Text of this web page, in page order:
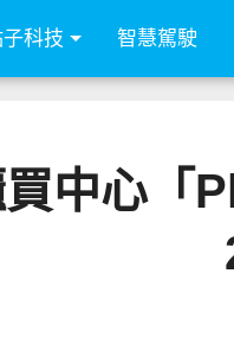
科技 智慧駕駛
中心「